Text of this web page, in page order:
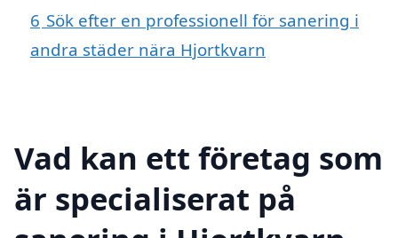
6 Sök efter en professionell för sanering i
andra städer nära Hjortkvarn
Vad kan ett företag som
är specialiserat på